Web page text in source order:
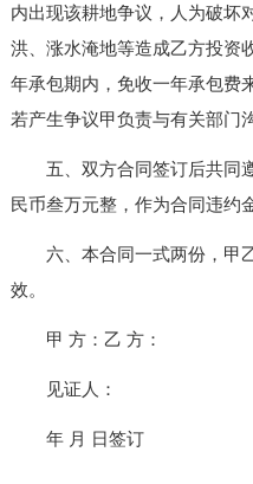
内出现该耕地争议，人为破坏
洪、涨水淹地等造成乙方投资
年承包期内，免收一年承包费
若产生争议甲负责与有关部门
五、双方合同签订后共同遵
民币叁万元整，作为合同违约
六、本合同一式两份，甲乙
效。
甲 方：乙 方：
见证人：
年 月 日签订